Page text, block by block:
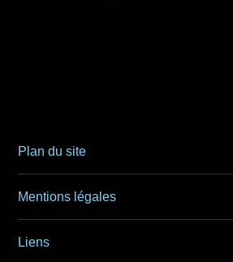
Plan du site
Mentions légales
Liens